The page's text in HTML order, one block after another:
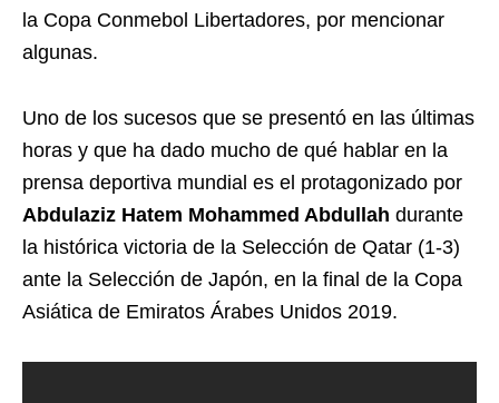
la Copa Conmebol Libertadores, por mencionar
algunas.
Uno de los sucesos que se presentó en las últimas
horas y que ha dado mucho de qué hablar en la
prensa deportiva mundial es el protagonizado por
Abdulaziz Hatem Mohammed Abdullah durante
la histórica victoria de la Selección de Qatar (1-3)
ante la Selección de Japón, en la final de la Copa
Asiática de Emiratos Árabes Unidos 2019.